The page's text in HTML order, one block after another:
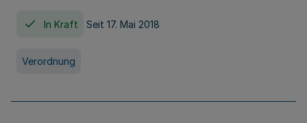
In Kraft Seit 17. Mai 2018
Verordnung